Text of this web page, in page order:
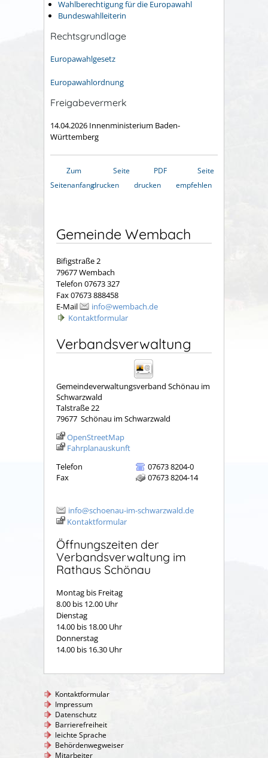
Wahlberechtigung für die Europawahl
Bundeswahlleiterin
Rechtsgrundlage
Europawahlgesetz
Europawahlordnung
Freigabevermerk
14.04.2026 Innenministerium Baden-
Württemberg
Zum
Seitenanfang
Seite
drucken
PDF
drucken
Seite
empfehlen
Gemeinde Wembach
Bifigstraße 2
79677 Wembach
Telefon 07673 327
Fax 07673 888458
E-Mail
info@wembach.de
Kontaktformular
Verbandsverwaltung
Gemeindeverwaltungsverband Schönau im
Schwarzwald
Talstraße 22
79677 Schönau im Schwarzwald
OpenStreetMap
Fahrplanauskunft
Telefon
07673 8204-0
Fax
07673 8204-14
info@schoenau-im-schwarzwald.de
Kontaktformular
Öffnungszeiten der
Verbandsverwaltung im
Rathaus Schönau
Montag bis Freitag
8.00 bis 12.00 Uhr
Dienstag
14.00 bis 18.00 Uhr
Donnerstag
14.00 bis 16.30 Uhr
Kontaktformular
Impressum
Datenschutz
Barrierefreiheit
leichte Sprache
Behördenwegweiser
Mitarbeiter